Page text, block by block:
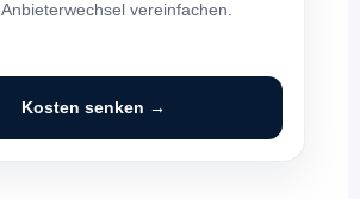
Anbieterwechsel vereinfachen.
Kosten senken →